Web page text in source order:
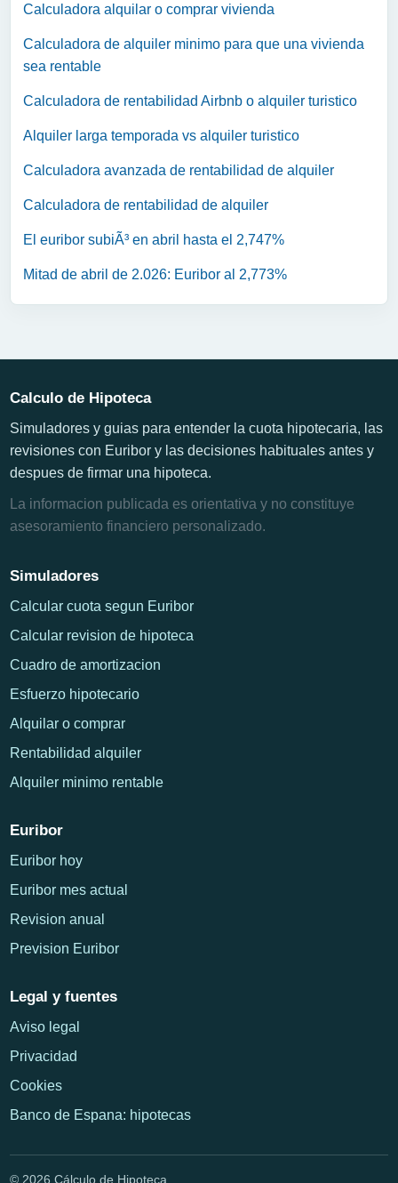
Calculadora alquilar o comprar vivienda
Calculadora de alquiler minimo para que una vivienda
sea rentable
Calculadora de rentabilidad Airbnb o alquiler turistico
Alquiler larga temporada vs alquiler turistico
Calculadora avanzada de rentabilidad de alquiler
Calculadora de rentabilidad de alquiler
El euribor subiÃ³ en abril hasta el 2,747%
Mitad de abril de 2.026: Euribor al 2,773%
Calculo de Hipoteca
Simuladores y guias para entender la cuota hipotecaria, las
revisiones con Euribor y las decisiones habituales antes y
despues de firmar una hipoteca.
La informacion publicada es orientativa y no constituye
asesoramiento financiero personalizado.
Simuladores
Calcular cuota segun Euribor
Calcular revision de hipoteca
Cuadro de amortizacion
Esfuerzo hipotecario
Alquilar o comprar
Rentabilidad alquiler
Alquiler minimo rentable
Euribor
Euribor hoy
Euribor mes actual
Revision anual
Prevision Euribor
Legal y fuentes
Aviso legal
Privacidad
Cookies
Banco de Espana: hipotecas
© 2026 Cálculo de Hipoteca